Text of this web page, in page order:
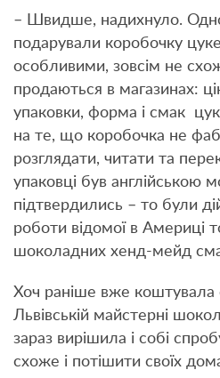
– Швидше, надихнуло.
подарували коробочку
особливими, зовсім не
продаються в магазинах:
упаковки, форма і смак
на те, що коробочка не
розглядати, читати та
упаковці був англійською
підтвердились – то були
роботи відомої в Америці
шоколадних хенд-мейд
Хоч раніше вже коштувала
Львівській майстерні
зараз вирішила і собі
схоже і потішити своїх